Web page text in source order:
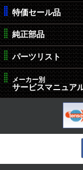
特価セール品
純正部品
パーツリスト
メーカー別
サービスマニュア